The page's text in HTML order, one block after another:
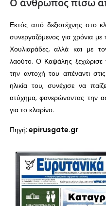
Εκτός από δεξιοτέχνης στο
συνεργαζόμενος για χρόνια
Χουλιαράδες, αλλά και με
λαούτο. Ο Καψάλης ξεχώρισε
την αντοχή του απέναντι
ηλικία του, συνέχισε να
ατύχημα, φανερώνοντας την
για το κλαρίνο.
Πηγή: epirusgate.gr